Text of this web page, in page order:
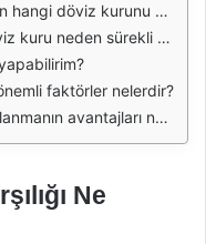
kurunu kullanmalıyım?
neden sürekli değişiyor?
faktörler nelerdir?
avantajları nelerdir?
Ne